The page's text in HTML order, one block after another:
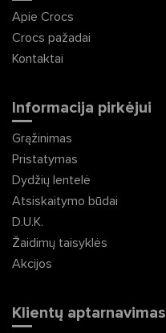
Apie Crocs
Crocs pažadai
Kontaktai
Informacija pirkėjui
Grąžinimas
Pristatymas
Dydžių lentelė
Atsiskaitymo būdai
D.U.K.
Žaidimų taisyklės
Akcijos
Klientų aptarnavimas